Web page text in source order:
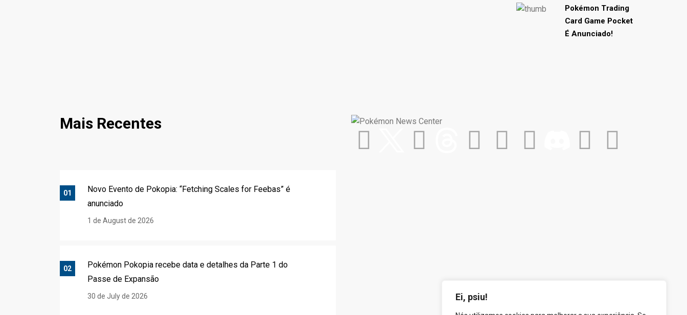
Ei, psiu!
Pokémon Trading
Card Game Pocket
É Anunciado!
Mais Recentes
01
Novo Evento de Pokopia: “Fetching Scales for Feebas” é
anunciado
1 de August de 2026
02
Pokémon Pokopia recebe data e detalhes da Parte 1 do
Passe de Expansão
30 de July de 2026